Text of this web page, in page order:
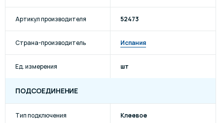
Артикул производителя 52473
Страна-производитель Испания
Ед. измерения шт
ПОДСОЕДИНЕНИЕ
Тип подключения Клеевое